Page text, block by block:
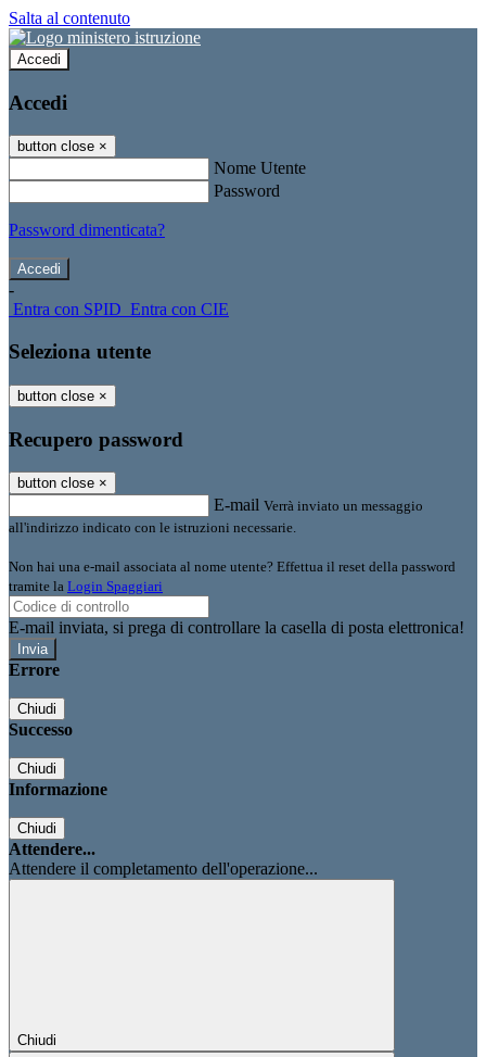
Salta al contenuto
Accedi
Accedi
button close ×
Nome Utente
Password
Password dimenticata?
-
Entra con SPID Entra con CIE
Seleziona utente
button close ×
Recupero password
button close ×
E-mail Verrà inviato un messaggio
all'indirizzo indicato con le istruzioni necessarie.
Non hai una e-mail associata al nome utente? Effettua il reset della password
tramite la Login Spaggiari
E-mail inviata, si prega di controllare la casella di posta elettronica!
Errore
Chiudi
Successo
Chiudi
Informazione
Chiudi
Attendere...
Attendere il completamento dell'operazione...
Chiudi